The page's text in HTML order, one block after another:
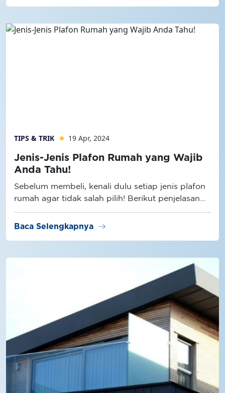
TIPS & TRIK 19 Apr, 2024
Jenis-Jenis Plafon Rumah yang Wajib
Anda Tahu!
Sebelum membeli, kenali dulu setiap jenis plafon
rumah agar tidak salah pilih! Berikut penjelasan
selengkapnya.
Baca Selengkapnya arrow_right_alt